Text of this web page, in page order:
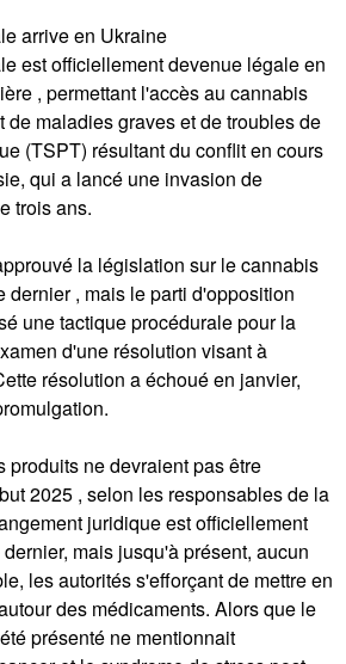
arrive en Ukraine
est officiellement devenue légale en
, permettant l'accès au cannabis
de maladies graves et de troubles de
(TSPT) résultant du conflit en cours
qui a lancé une invasion de
trois ans.
la législation sur le cannabis
dernier , mais le parti d'opposition
une tactique procédurale pour la
d'une résolution visant à
résolution a échoué en janvier,
produits ne devraient pas être
2025 , selon les responsables de la
juridique est officiellement
mais jusqu'à présent, aucun
les autorités s'efforçant de mettre en
des médicaments. Alors que le
présenté ne mentionnait